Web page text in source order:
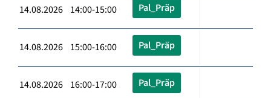
14.08.2026 14:00-15:00 Pal_Präp
14.08.2026 15:00-16:00 Pal_Präp
14.08.2026 16:00-17:00 Pal_Präp